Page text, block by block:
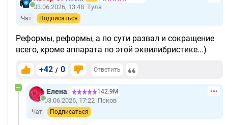
03.06.2026, 13:48 Тула
Чат Подписаться
Реформы, реформы, а по сути развал и сокращение
всего, кроме аппарата по этой эквилибристике...)
+42 / 0 Ответить
Елена 142.9М
03.06.2026, 17:22 Псков
Чат Подписаться